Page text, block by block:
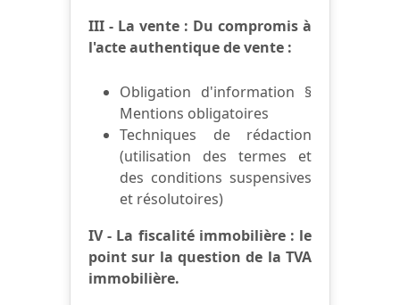
III - La vente : Du compromis à
l'acte authentique de vente :
Obligation d'information §
Mentions obligatoires
Techniques de rédaction
(utilisation des termes et
des conditions suspensives
et résolutoires)
IV - La fiscalité immobilière : le
point sur la question de la TVA
immobilière.